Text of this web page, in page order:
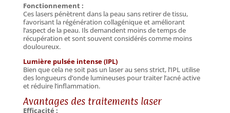
Fonctionnement :
Ces lasers pénètrent dans la peau sans retirer de tissu,
favorisant la régénération collagénique et améliorant
l’aspect de la peau. Ils demandent moins de temps de
récupération et sont souvent considérés comme moins
douloureux.
Lumière pulsée intense (IPL)
Bien que cela ne soit pas un laser au sens strict, l’IPL utilise
des longueurs d’onde lumineuses pour traiter l’acné active
et réduire l’inflammation.
Avantages des traitements laser
Efficacité :